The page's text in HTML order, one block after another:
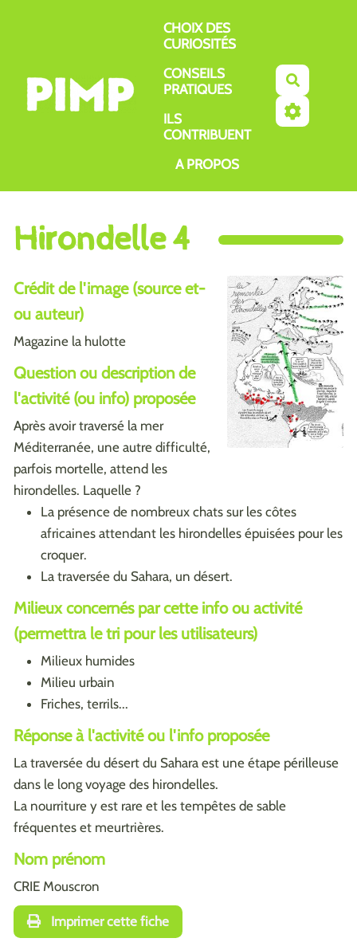
CHOIX DES
CURIOSITÉS
CONSEILS
PRATIQUES
ILS
CONTRIBUENT
A PROPOS
Hirondelle 4
Crédit de l'image (source et-
ou auteur)
Magazine la hulotte
Question ou description de
l'activité (ou info) proposée
Après avoir traversé la mer
Méditerranée, une autre difficulté,
parfois mortelle, attend les
hirondelles. Laquelle ?
La présence de nombreux chats sur les côtes
africaines attendant les hirondelles épuisées pour les
croquer.
La traversée du Sahara, un désert.
Milieux concernés par cette info ou activité
(permettra le tri pour les utilisateurs)
Milieux humides
Milieu urbain
Friches, terrils...
Réponse à l'activité ou l'info proposée
La traversée du désert du Sahara est une étape périlleuse
dans le long voyage des hirondelles.
La nourriture y est rare et les tempêtes de sable
fréquentes et meurtrières.
Nom prénom
CRIE Mouscron
Imprimer cette fiche